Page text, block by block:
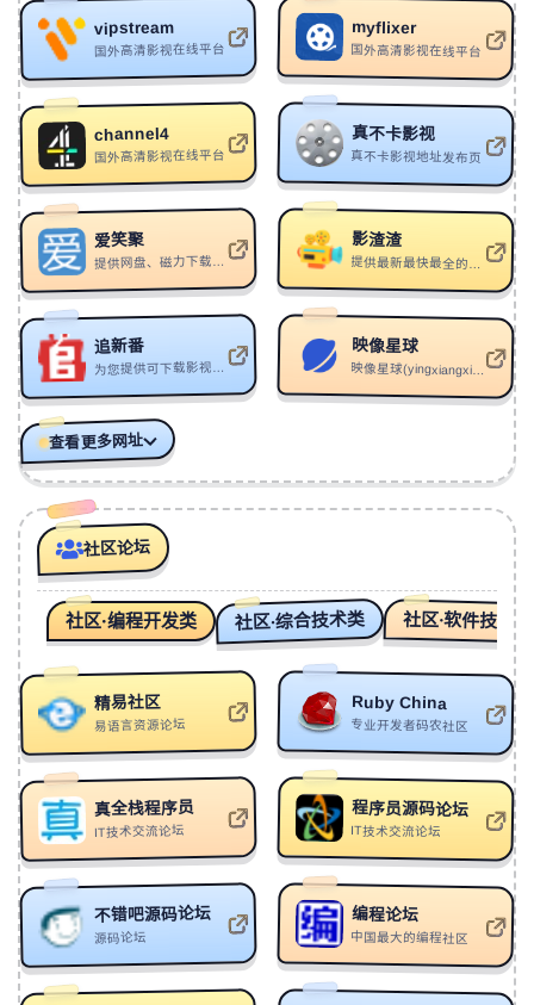
235 Tunnel Vision
236 Rampart Waterflame
237 Insight Veysigz
238 Night
239 爱人如养花 是的麦克雷
240 不被认可的花 九月
241 Falling Up -English version- Stray Kids
242 太阳升起的舞蹈 周深
243 Moonlight Flowing Pt.2
244 It's Amazing Jem
245 Acceptance
246 Volta
248 人间何处是桃源
249 Jimmy
250 风如旧 指尖笑
251 Want You All The Time Bryant Barnes
Roi (Instrumental)
253 The Forevers Jo Blankenburg
254
255 不及汪伦送我情 (DJ版伴奏) 户川江流
256 I Forgive You - Chromeo Remix (radio edit)
257 穿越时空的爱恋 Bethybai
258 Down For Life(Deep House Slow）
259 SONW(Reverb) GTR7/ZIIIELI/LJYNNN/SENKEI
vipstream
国外高清影视在线平台
myflixer
国外高清影视在线平台
channel4
国外高清影视在线平台
真不卡影视
真不卡影视地址发布页
爱笑聚
提供网盘、磁力下载及订阅服务
影渣渣
提供最新最快最全的免费在线影视资讯和在线影视剧播放
追新番
为您提供可下载影视，百度网盘影视资源站
映像星球
映像星球(yingxiangxingqiu.com)是一个致力于提供极致观影体验的在线影视平台。
查看更多网址
社区论坛
社区·编程开发类 社区·综合技术类 社区·软件技术类
精易社区
易语言资源论坛
Ruby China
专业开发者码农社区
真全栈程序员
IT技术交流论坛
程序员源码论坛
IT技术交流论坛
不错吧源码论坛
源码论坛
编程论坛
中国最大的编程社区